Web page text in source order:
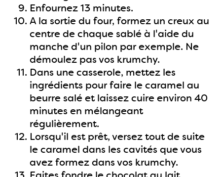
Enfournez 13 minutes.
A la sortie du four, formez un creux au
centre de chaque sablé à l'aide du
manche d'un pilon par exemple. Ne
démoulez pas vos krumchy.
Dans une casserole, mettez les
ingrédients pour faire le caramel au
beurre salé et laissez cuire environ 40
minutes en mélangeant
régulièrement.
Lorsqu'il est prêt, versez tout de suite
le caramel dans les cavités que vous
avez formez dans vos krumchy.